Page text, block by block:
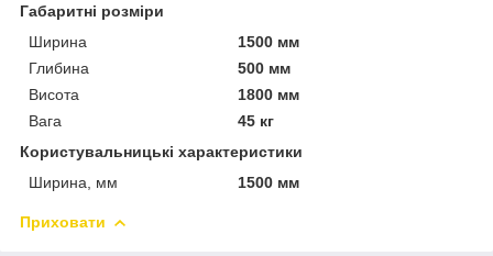
Габаритні розміри
Ширина
1500 мм
Глибина
500 мм
Висота
1800 мм
Вага
45 кг
Користувальницькі характеристики
Ширина, мм
1500 мм
Приховати